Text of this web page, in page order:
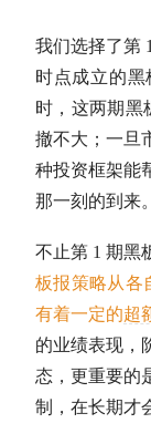
我们选择了第
时点成立的
时，这两期黑
撤不大；一旦
种投资框架能
那一刻的到来。
不止第 1 期黑
板报策略从各
有着一定的超
的业绩表现，
态，更重要的
制，在长期才